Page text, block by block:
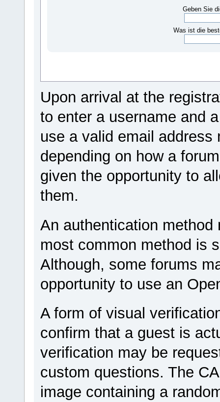
Geben Sie
Was ist die
Upon arrival at the
to enter a username and
use a valid email address
depending on how a
given the opportunity to
them.
An authentication
most common method is
Although, some forums
opportunity to use an
A form of visual
confirm that a guest is
verification may be
custom questions. The
image containing a